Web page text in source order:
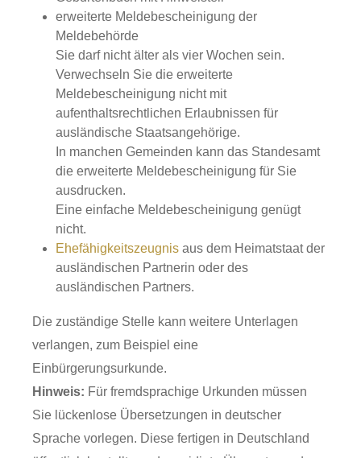
erweiterte Meldebescheinigung der
Meldebehörde
Sie darf nicht älter als vier Wochen sein.
Verwechseln Sie die erweiterte
Meldebescheinigung nicht mit
aufenthaltsrechtlichen Erlaubnissen für
ausländische Staatsangehörige.
In manchen Gemeinden kann das Standesamt
die erweiterte Meldebescheinigung für Sie
ausdrucken.
Eine einfache Meldebescheinigung genügt
nicht.
Ehefähigkeitszeugnisaus dem Heimatstaat der
ausländischen Partnerin oder des
ausländischen Partners.
Die zuständige Stelle kann weitere Unterlagen
verlangen, zum Beispiel eine
Einbürgerungsurkunde.
Hinweis: Für fremdsprachige Urkunden müssen
Sie lückenlose Übersetzungen in deutscher
Sprache vorlegen. Diese fertigen in Deutschland